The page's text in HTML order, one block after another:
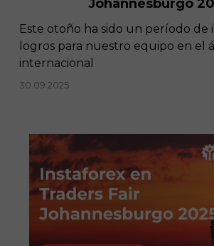
Johannesburgo
​Este otoño ha sido un período de
logros para nuestro equipo en el
internacional
30.09.2025